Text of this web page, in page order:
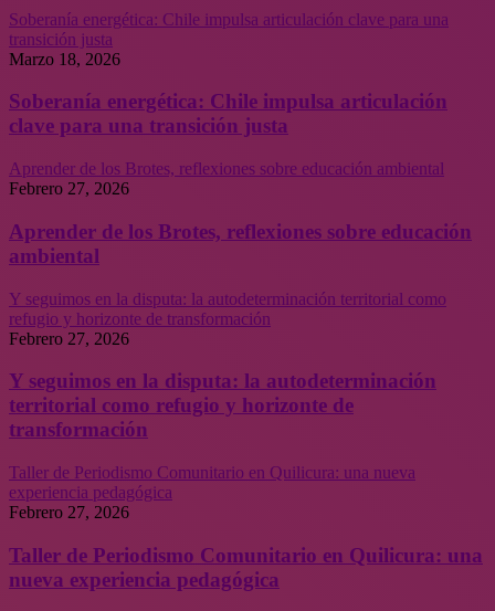
Soberanía energética: Chile impulsa articulación clave para una
transición justa
Marzo 18, 2026
Soberanía energética: Chile impulsa articulación
clave para una transición justa
Aprender de los Brotes, reflexiones sobre educación ambiental
Febrero 27, 2026
Aprender de los Brotes, reflexiones sobre educación
ambiental
Y seguimos en la disputa: la autodeterminación territorial como
refugio y horizonte de transformación
Febrero 27, 2026
Y seguimos en la disputa: la autodeterminación
territorial como refugio y horizonte de
transformación
Taller de Periodismo Comunitario en Quilicura: una nueva
experiencia pedagógica
Febrero 27, 2026
Taller de Periodismo Comunitario en Quilicura: una
nueva experiencia pedagógica